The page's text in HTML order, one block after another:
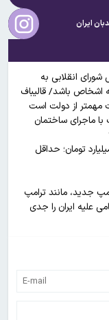
ایران
انقلابی به
اشخاص باشد/ قالیباف
مهمتر از دولت است
ماجرای ساختمان
طرفدار او نبودند/ ۳۰ هزار میلیارد تومان؛ حداقل
جدید، مانند ترامپ
علیه ایران را جدی